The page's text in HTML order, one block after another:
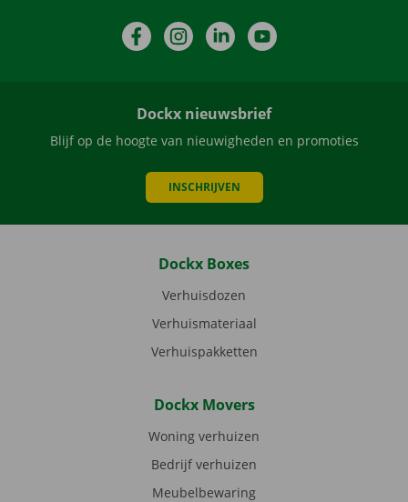
FacebookInstagramLinkedIn
Dockx nieuwsbrief
Blijf op de hoogte van nieuwigheden en promoties
INSCHRIJVEN
Dockx Boxes
Verhuisdozen
Verhuismateriaal
Verhuispakketten
Dockx Movers
Woning verhuizen
Bedrijf verhuizen
Meubelbewaring